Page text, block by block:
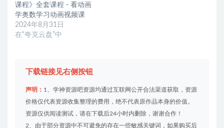
课程》全套课程 - 看动画
学奥数学习动画视频课
2024年8月31日
在“夸克云盘”中
下载链接见右侧按钮
声明： 1、学神资源吧资源均通过互联网公开合法渠道获取，资源
价格仅代表资源收集整理的费用，绝不代表原作品本身的价值。
资源仅供阅读测试，请在下载后24小时内删除，谢谢合作！
2、由于部分资源中不可避免的存在一些敏感关键词，如果购买后